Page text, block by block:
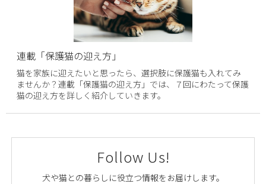
連載「保護猫の迎え方」
猫を家族に迎えたいと思ったら、選択肢に保護猫も入れてみ
ませんか？連載「保護猫の迎え方」では、７回にわたって保護
猫の迎え方を詳しく紹介していきます。
Follow Us!
犬や猫との暮らしに役立つ情報をお届けします。